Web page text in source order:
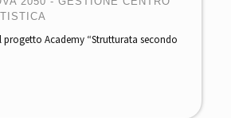
progetto Academy “Strutturata secondo